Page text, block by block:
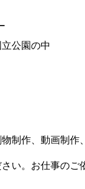
公園の中
制作、動画制作
い。お仕事のご